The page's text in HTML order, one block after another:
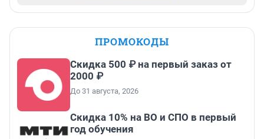
ПРОМОКОДЫ
Скидка 500 ₽ на первый заказ от
2000 ₽
До 31 августа, 2026
Скидка 10% на ВО и СПО в первый
год обучения